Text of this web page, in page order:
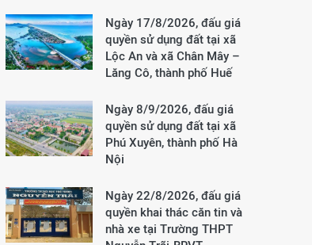
Ngày 17/8/2026, đấu giá
quyền sử dụng đất tại xã
Lộc An và xã Chân Mây –
Lăng Cô, thành phố Huế
Ngày 8/9/2026, đấu giá
quyền sử dụng đất tại xã
Phú Xuyên, thành phố Hà
Nội
Ngày 22/8/2026, đấu giá
quyền khai thác căn tin và
nhà xe tại Trường THPT